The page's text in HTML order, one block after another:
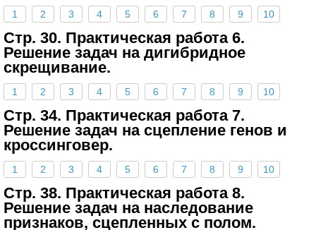
1 2 3 4 5 6 7 8 9 10
Стр. 30. Практическая работа 6.
Решение задач на дигибридное
скрещивание.
1 2 3 4 5 6 7 8 9 10
Стр. 34. Практическая работа 7.
Решение задач на сцепление генов и
кроссинговер.
1 2 3 4 5 6 7 8 9 10
Стр. 38. Практическая работа 8.
Решение задач на наследование
признаков, сцепленных с полом.